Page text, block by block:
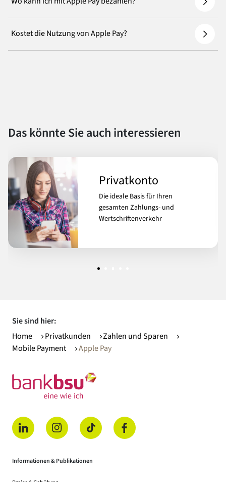
Kostet die Nutzung von Apple Pay?
Das könnte Sie auch interessieren
Privatkonto
Die ideale Basis für Ihren
gesamten Zahlungs- und
Wertschriftenverkehr
Sie sind hier:
Home
Privatkunden
Zahlen und Sparen
Mobile Payment
Apple Pay
(öffnet in einem neuen Tab)
(öffnet in einem neuen Tab)
(öffnet in einem neuen Tab)
(öffnet in einem neuen Tab)
Informationen & Publikationen